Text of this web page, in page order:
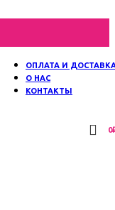
ОПЛАТА И
О НАС
КОНТАКТЫ
0